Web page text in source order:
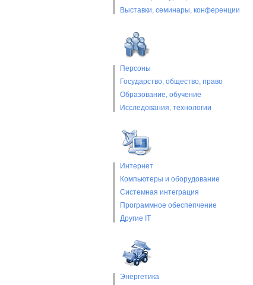
Выставки, cеминары, конференции
Персоны
Государство, общество, право
Образование, обучение
Исследования, технологии
Интернет
Компьютеры и оборудование
Системная интеграция
Программное обеспепчение
Другие IT
Энергетика